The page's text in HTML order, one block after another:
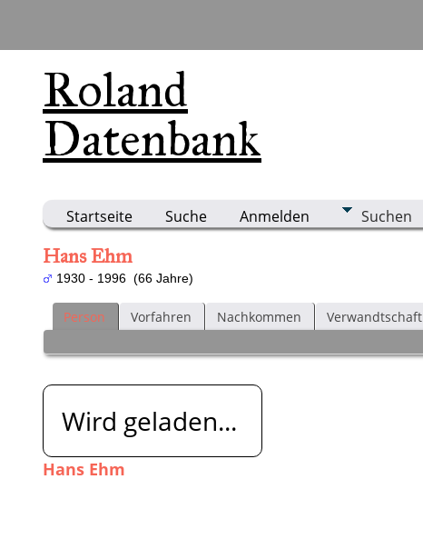
Roland
Datenbank
Startseite Suche Anmelden Suchen
Hans Ehm
1930 - 1996 (66 Jahre)
Person Vorfahren Nachkommen Verwandtschaft
Wird geladen...
Hans Ehm